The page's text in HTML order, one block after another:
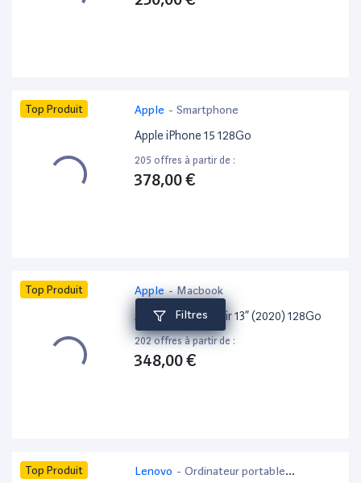
Filtres
Top Produit Apple - Smartphone
Apple iPhone 15 128Go
205 offres à partir de :
378,00 €
Top Produit Apple- Macbook
Apple MacBook Air 13” (2020) 128Go
202 offres à partir de :
348,00 €
Top Produit Lenovo - Ordinateur portable